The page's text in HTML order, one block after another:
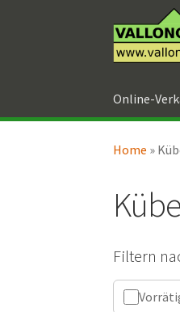
Navigation
springen
Inhalt
springen
Online-
Home »
Filtern